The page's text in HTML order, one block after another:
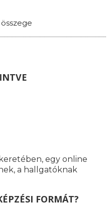
egy online
a hallgatóknak
FORMÁT?